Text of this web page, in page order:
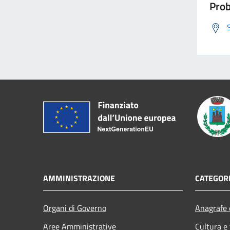
AMMINISTRAZIONE
Organi di Governo
Aree Amministrative
Cultura